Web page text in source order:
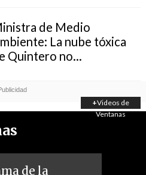
de Medio
La nube tóxica
Quintero no...
+Videos de
Ventanas
de la